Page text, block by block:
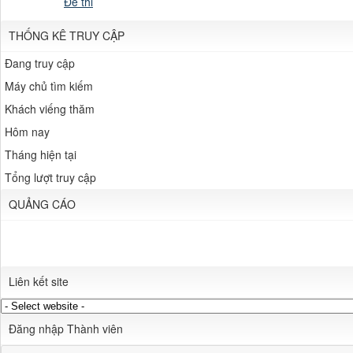
Modern elementary
Soft global
THỐNG KÊ TRUY CẬP
Đang truy cập
Máy chủ tìm kiếm
Khách viếng thăm
Hôm nay
Tháng hiện tại
Tổng lượt truy cập
QUẢNG CÁO
Liên kết site
Đăng nhập Thành viên